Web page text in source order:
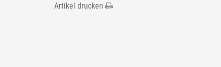
Artikel drucken